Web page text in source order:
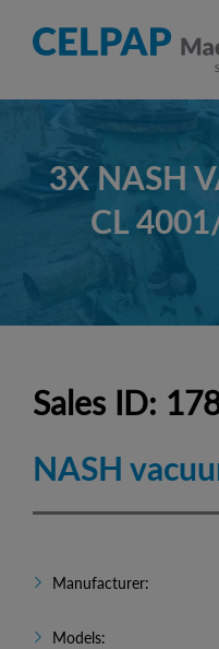
3X NASH
CL
Sales ID:
NASH
Models: 1x